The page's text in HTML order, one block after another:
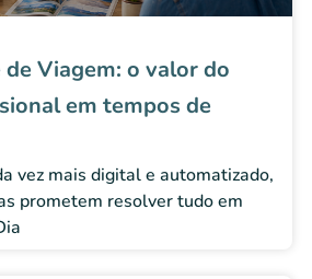
Viagem: o valor do
em tempos de
vez mais digital e automatizado,
prometem resolver tudo em